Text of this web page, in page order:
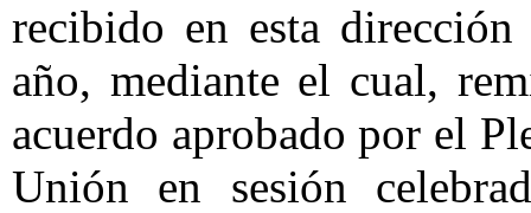
recibido en esta
año, mediante el cual,
acuerdo aprobado por el
Unión en sesión